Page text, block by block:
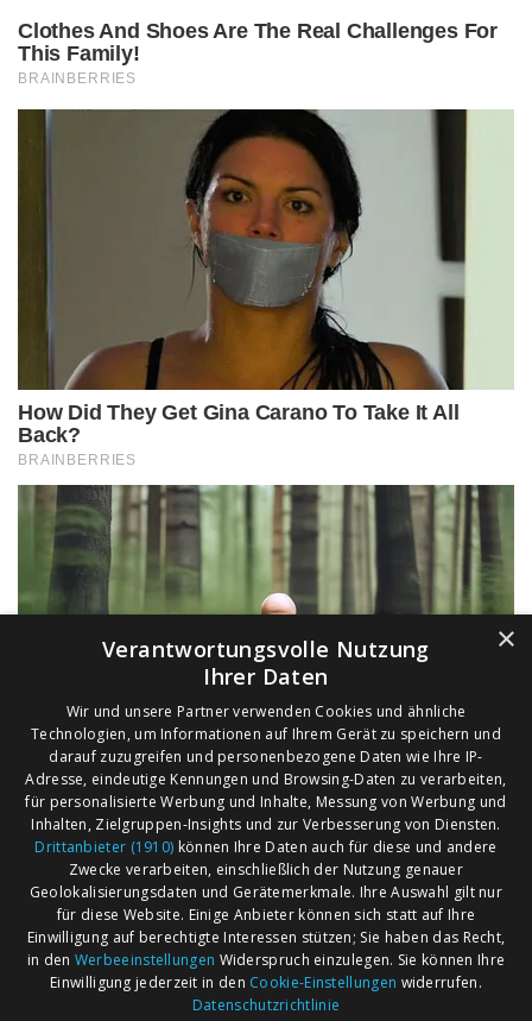
AGB
Impressum
Märkte nach Bundesländern
Märkte nach PLZ
Märkte nach Umkreis
×
Verantwortungsvolle Nutzung
Ihrer Daten
Wir und unsere Partner verwenden Cookies und ähnliche
Technologien, um Informationen auf Ihrem Gerät zu speichern und
darauf zuzugreifen und personenbezogene Daten wie Ihre IP-
Adresse, eindeutige Kennungen und Browsing-Daten zu verarbeiten,
für personalisierte Werbung und Inhalte, Messung von Werbung und
Inhalten, Zielgruppen-Insights und zur Verbesserung von Diensten.
Drittanbieter (1910) können Ihre Daten auch für diese und andere
Zwecke verarbeiten, einschließlich der Nutzung genauer
Geolokalisierungsdaten und Gerätemerkmale. Ihre Auswahl gilt nur
für diese Website. Einige Anbieter können sich statt auf Ihre
Einwilligung auf berechtigte Interessen stützen; Sie haben das Recht,
in den Werbeeinstellungen Widerspruch einzulegen. Sie können Ihre
Einwilligung jederzeit in den Cookie-Einstellungen widerrufen.
Datenschutzrichtlinie